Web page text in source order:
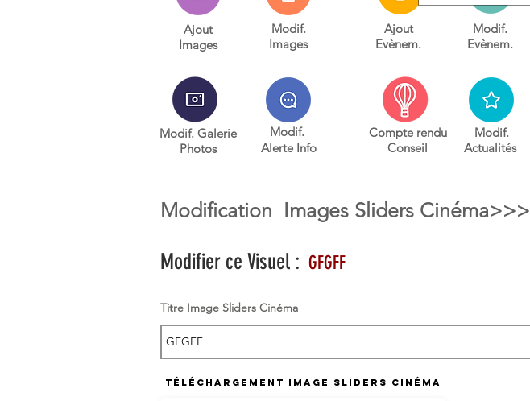
Ajout
Images
Ajout
Evènem.
Modif.
Images
Modif.
Evènem.
Modif. Galerie
Photos
Modif.
Actualités
Modif.
Alerte Info
Compte rendu
Conseil
Modification Images Sliders Cinéma>>>
Modifier ce Visuel : GFGFF
Titre Image Sliders Cinéma
Téléchargement Image Sliders Cinéma